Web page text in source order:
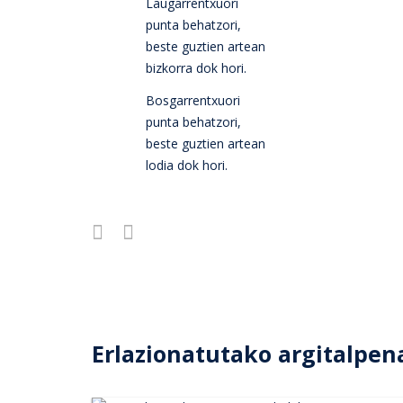
punta behatzori,
beste guztien artean
bizkorra dok hori.
Bosgarrentxuori
punta behatzori,
beste guztien artean
lodia dok hori.
Erlazionatutako